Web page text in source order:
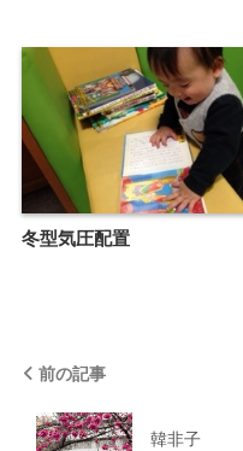
冬型気圧配置
前の記事
韓非子